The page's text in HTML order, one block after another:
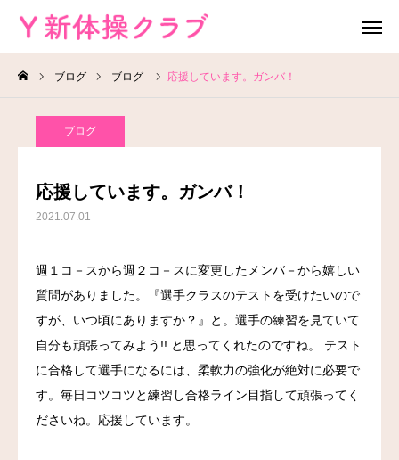
ブログ ブログ 応援しています。ガンバ！
ブログ
応援しています。ガンバ！
2021.07.01
週１コ－スから週２コ－スに変更したメンバ－から嬉しい
質問がありました。『選手クラスのテストを受けたいので
すが、いつ頃にありますか？』と。選手の練習を見ていて
自分も頑張ってみよう!! と思ってくれたのですね。 テスト
に合格して選手になるには、柔軟力の強化が絶対に必要で
す。毎日コツコツと練習し合格ライン目指して頑張ってく
ださいね。応援しています。
無料体験
HOME
教室概要
よくある質問
ブログ